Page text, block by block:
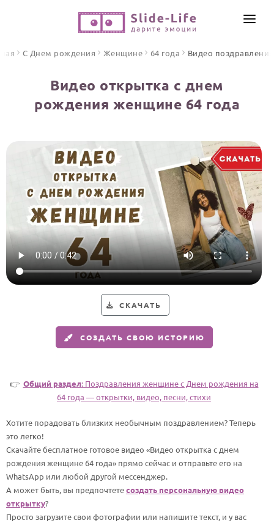
ПО ФОРМАТУ
Песни поздравления
Открытки
Стихи и тексты
ПРАЗДНИКИ
С Днем рождения
Юбилей
Свадьба
Годовщина свадьбы
Календарь праздников
Мужчине
Папе
Детям
Все родственники
ПЕРСОНАЛЬНЫЕ
Пожелания
ИНСТРУМЕНТЫ
ОТЗЫВЫ
С Днем рождения Женщине 64 года Видео поздравления
Видео открытка с днем
рождения женщине 64 года
СКАЧАТЬ
СОЗДАТЬ СВОЮ ИСТОРИЮ
👉 Общий раздел: Поздравления женщине c Днем рождения на
64 года — открытки, видео, песни, стихи
Хотите порадовать близких необычным поздравлением? Теперь
это легко!
Скачайте бесплатное готовое видео «Видео открытка с днем
рождения женщине 64 года» прямо сейчас и отправьте его на
WhatsApp или любой другой мессенджер.
А может быть, вы предпочтетесоздать персональную видео
открытку?
Просто загрузите свои фотографии или напишите текст, и у вас